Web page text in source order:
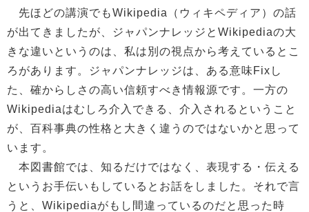
先ほどの講演でもWikipedia（ウィキペディア）の話
が出てきましたが、ジャパンナレッジとWikipediaの大
きな違いというのは、私は別の視点から考えているとこ
ろがあります。ジャパンナレッジは、ある意味Fixし
た、確からしさの高い信頼すべき情報源です。一方の
Wikipediaはむしろ介入できる、介入されるということ
が、百科事典の性格と大きく違うのではないかと思って
います。
本図書館では、知るだけではなく、表現する・伝える
というお手伝いもしているとお話をしました。それで言
うと、Wikipediaがもし間違っているのだと思った時